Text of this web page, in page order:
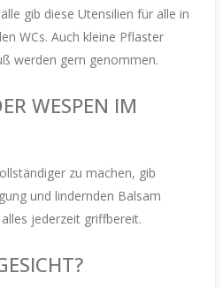
gib diese Utensilien für alle in
WCs. Auch kleine Pflaster
werden gern genommen.
WESPEN IM
zu machen, gib
und lindernden Balsam
jederzeit griffbereit.